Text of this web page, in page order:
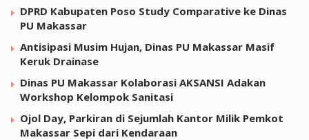
DPRD Kabupaten Poso Study Comparative ke Dinas
PU Makassar
Antisipasi Musim Hujan, Dinas PU Makassar Masif
Keruk Drainase
Dinas PU Makassar Kolaborasi AKSANSI Adakan
Workshop Kelompok Sanitasi
Ojol Day, Parkiran di Sejumlah Kantor Milik Pemkot
Makassar Sepi dari Kendaraan